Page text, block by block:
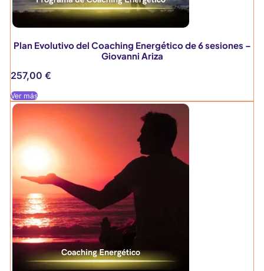
Plan Evolutivo del Coaching Energético de 6 sesiones –
Giovanni Ariza
257,00 €
Ver más